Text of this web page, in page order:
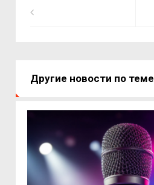
Другие новости по теме